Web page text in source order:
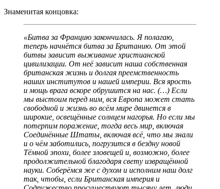
Знаменитая концовка:
«Битва за Францию закончилась. Я полагаю,
теперь начнётся битва за Британию. От этой
битвы зависит выживание христианской
цивилизации. От неё зависит наша собственная
британская жизнь и долгая преемственность
наших институтов и нашей империи. Вся ярость
и мощь врага вскоре обрушится на нас. (…) Если
мы выстоим перед ним, вся Европа может стать
свободной и жизнь во всём мире двинется в
широкие, освещённые солнцем нагорья. Но если мы
потерпим поражение, тогда весь мир, включая
Соединённые Штаты, включая всё, что мы знали
и о чём заботились, погрузится в бездну новой
Тёмной эпохи, более зловещей и, возможно, более
продолжительной благодаря свету извращённой
науки. Соберёмся же с духом и исполним наш долг
так, чтобы, если Британская империя и